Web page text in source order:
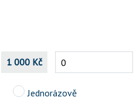
1 000 Kč
Jednorázově